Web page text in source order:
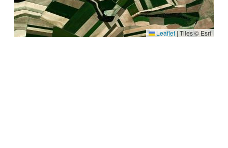
Leaflet | Tiles © Esri